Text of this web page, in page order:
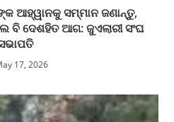
ଆହ୍ୱାନକୁ ସମ୍ମାନ ଜଣାନ୍ତୁ,
ବି ଦେଶହିତ ଆଗ: ଜୁଏଲାରୀ ସଂଘ
17, 2026